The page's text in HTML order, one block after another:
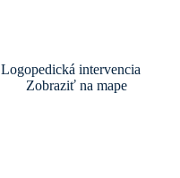
Logopedická intervencia
Zobraziť na mape